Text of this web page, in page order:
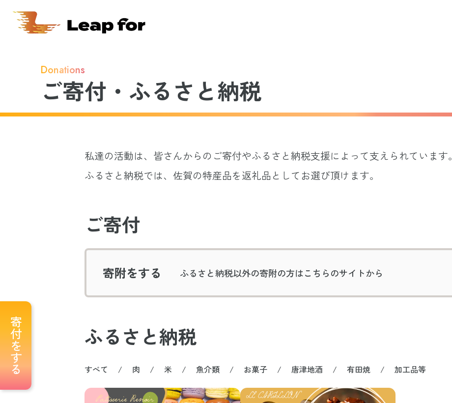
Donations
ご寄付・ふるさと納税
私達の活動は、皆さんからのご寄付やふるさと納税支援によって支えられています。
ふるさと納税では、佐賀の特産品を返礼品としてお選び頂けます。
ご寄付
寄附をする ふるさと納税以外の寄附の方はこちらのサイトから
ふるさと納税
すべて 肉 米 魚介類 お菓子 唐津地酒 有田焼 加工品等
寄付をする